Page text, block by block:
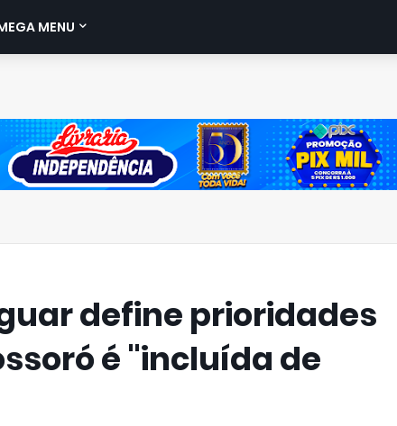
MENU
define prioridades
é "incluída de